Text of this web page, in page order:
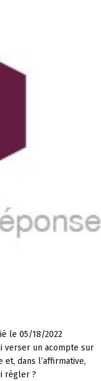
le 05/18/2022
verser un acompte sur
et, dans l’affirmative,
régler ?